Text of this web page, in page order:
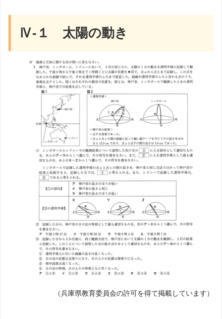
Ⅳ-１ 太陽の動き
（兵庫県教育委員会の許可を得て掲載しています）